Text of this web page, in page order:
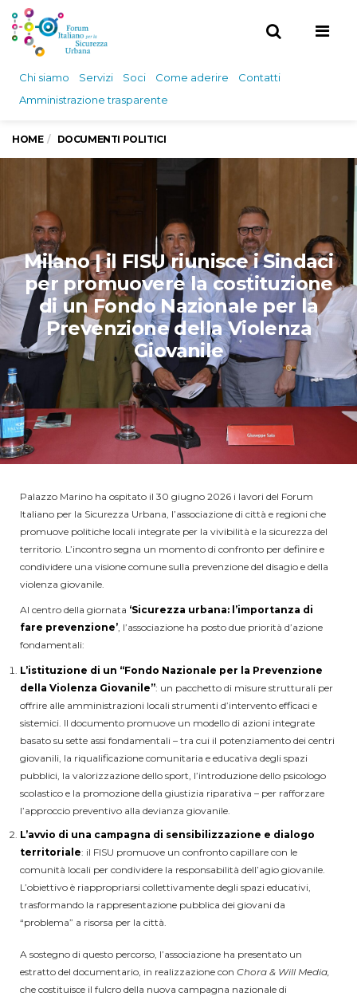
Chi siamo Servizi Soci Come aderire
Contatti
Amministrazione trasparente
HOME DOCUMENTI POLITICI
Milano | il FISU riunisce i Sindaci
per promuovere la costituzione
di un Fondo Nazionale per la
Prevenzione della Violenza
Giovanile
Palazzo Marino ha ospitato il 30 giugno 2026 i lavori del Forum
Italiano per la Sicurezza Urbana, l’associazione di città e regioni che
promuove politiche locali integrate per la vivibilità e la sicurezza del
territorio. L’incontro segna un momento di confronto per definire e
condividere una visione comune sulla prevenzione del disagio e della
violenza giovanile.
Al centro della giornata ‘Sicurezza urbana: l’importanza di
fare prevenzione’, l’associazione ha posto due priorità d’azione
fondamentali:
L’istituzione di un “Fondo Nazionale per la Prevenzione
della Violenza Giovanile”: un pacchetto di misure strutturali per
offrire alle amministrazioni locali strumenti d’intervento efficaci e
sistemici. Il documento promuove un modello di azioni integrate
basato su sette assi fondamentali – tra cui il potenziamento dei centri
giovanili, la riqualificazione comunitaria e educativa degli spazi
pubblici, la valorizzazione dello sport, l’introduzione dello psicologo
scolastico e la promozione della giustizia riparativa – per rafforzare
l’approccio preventivo alla devianza giovanile.
L’avvio di una campagna di sensibilizzazione e dialogo
territoriale: il FISU promuove un confronto capillare con le
comunità locali per condividere la responsabilità dell’agio giovanile.
L’obiettivo è riappropriarsi collettivamente degli spazi educativi,
trasformando la rappresentazione pubblica dei giovani da
“problema” a risorsa per la città.
A sostegno di questo percorso, l’associazione ha presentato un
estratto del documentario, in realizzazione con Chora & Will Media,
che costituisce il fulcro della nuova campagna nazionale di